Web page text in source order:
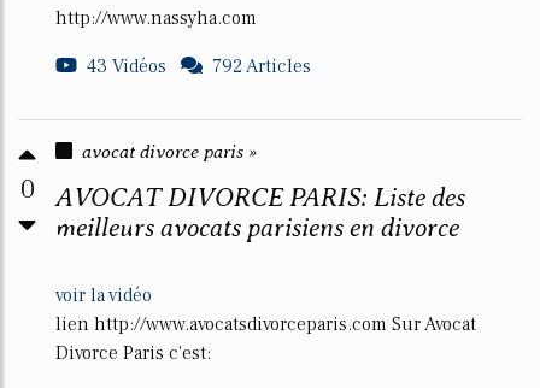
http://www.nassyha.com
43 Vidéos
792 Articles
0
avocat divorce paris »
AVOCAT DIVORCE PARIS: Liste des
meilleurs avocats parisiens en divorce
voir la vidéo
lien http://www.avocatsdivorceparis.com Sur Avocat
Divorce Paris c'est: